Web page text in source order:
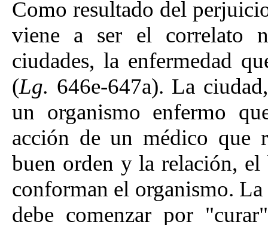
Como resultado del
viene a ser el correlato
ciudades, la enfermedad
(Lg. 646e-647a). La
un organismo enfermo
acción de un médico que
buen orden y la relación, el
conforman el organismo.
debe comenzar por